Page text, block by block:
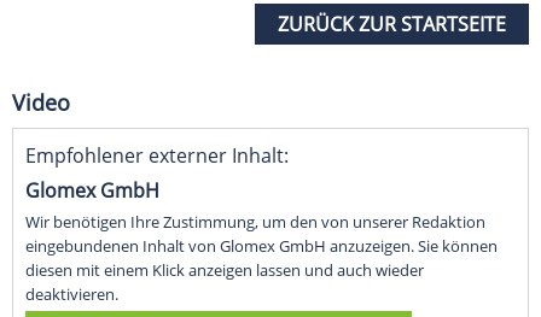
ZURÜCK ZUR STARTSEITE
Video
Empfohlener externer Inhalt:
Glomex GmbH
Wir benötigen Ihre Zustimmung, um den von unserer Redaktion
eingebundenen Inhalt von Glomex GmbH anzuzeigen. Sie können
diesen mit einem Klick anzeigen lassen und auch wieder
deaktivieren.